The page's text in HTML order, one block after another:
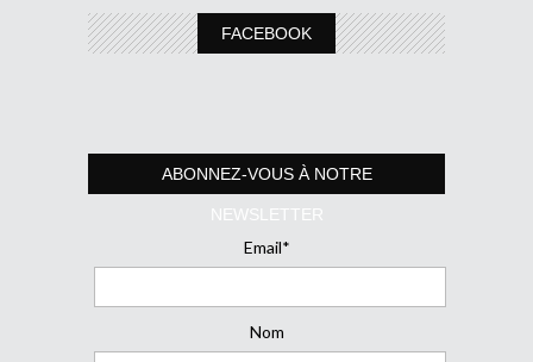
FACEBOOK
ABONNEZ-VOUS À NOTRE
NEWSLETTER
Email*
Nom